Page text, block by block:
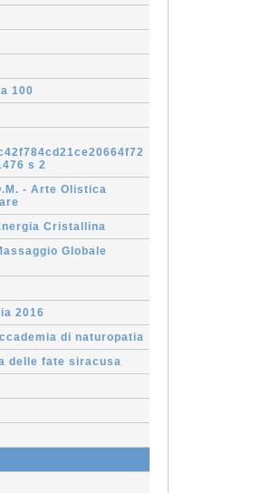
100
s 2
- Arte Olistica
Cristallina
Globale
2016
di naturopatia
delle fate siracusa